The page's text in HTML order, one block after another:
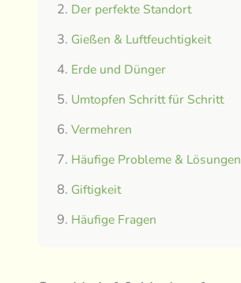
Der perfekte Standort
Gießen & Luftfeuchtigkeit
Erde und Dünger
Umtopfen Schritt für Schritt
Vermehren
Häufige Probleme & Lösungen
Giftigkeit
Häufige Fragen